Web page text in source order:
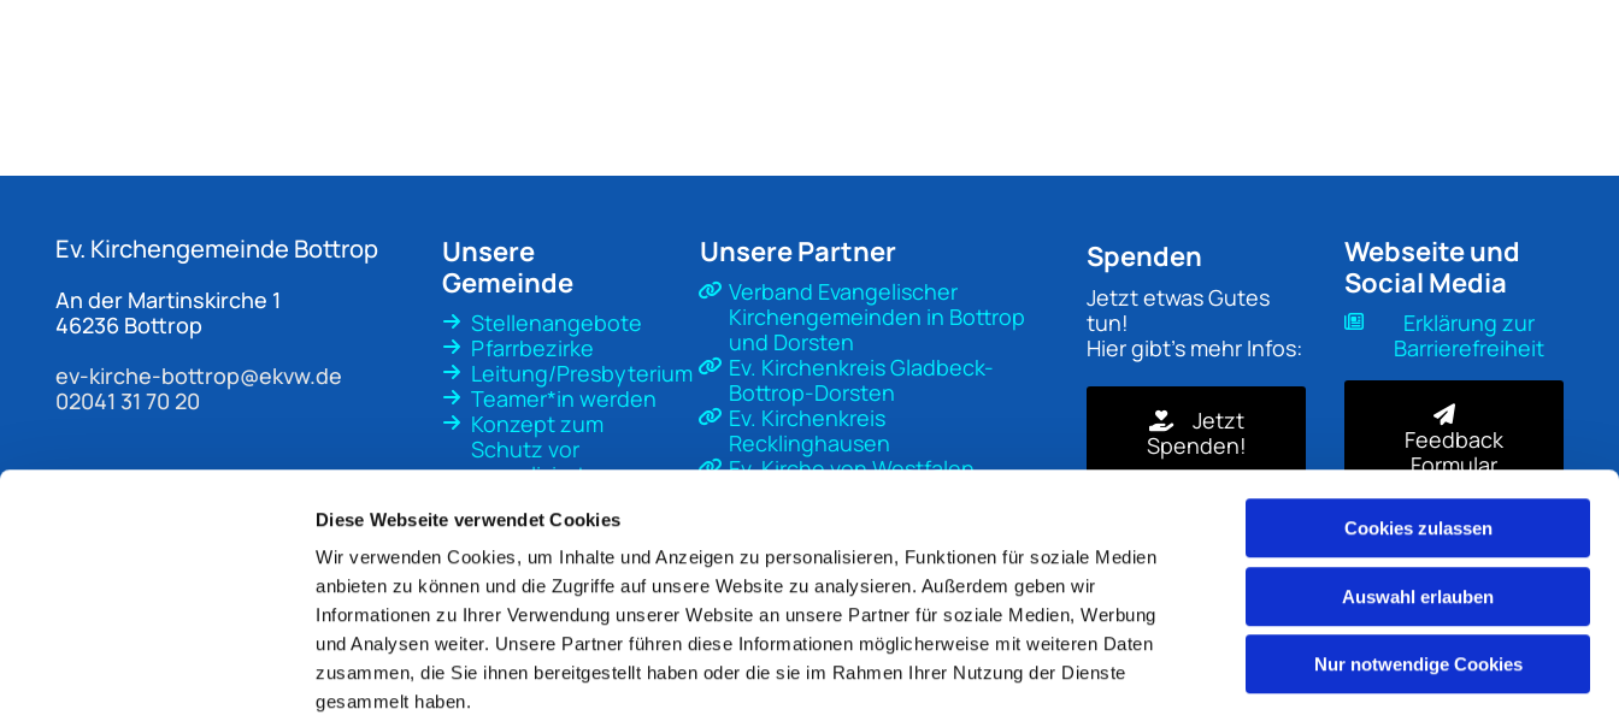
Diese Webseite verwendet Cookies
Wir verwenden Cookies, um Inhalte und Anzeigen zu personalisieren, Funktionen für soziale Medien
anbieten zu können und die Zugriffe auf unsere Website zu analysieren. Außerdem geben wir
Informationen zu Ihrer Verwendung unserer Website an unsere Partner für soziale Medien, Werbung
und Analysen weiter. Unsere Partner führen diese Informationen möglicherweise mit weiteren Daten
zusammen, die Sie ihnen bereitgestellt haben oder die sie im Rahmen Ihrer Nutzung der Dienste
gesammelt haben.
Cookies zulassen
Auswahl erlauben
Nur notwendige Cookies
Ev. Kirchengemeinde Bottrop
An der Martinskirche 1
46236 Bottrop
ev-kirche-bottrop@ekvw.de
02041 31 70 20
Unsere
Gemeinde
Stellenangebote
Pfarrbezirke
Leitung/Presbyterium
Teamer*in werden
Konzept zum
Schutz vor
sexualisierter
Unsere Partner
Verband Evangelischer
Kirchengemeinden in Bottrop
und Dorsten
Ev. Kirchenkreis Gladbeck-
Bottrop-Dorsten
Ev. Kirchenkreis
Recklinghausen
Ev. Kirche von Westfalen
Bottrop-Dorsten
Unsere Kirche
Mach Kirche
Spenden
Jetzt etwas Gutes
tun!
Hier gibt's mehr Infos:
Jetzt
Spenden!
Webseite und
Social Media
Erklärung zur
Barrierefreiheit
Feedback
Formular